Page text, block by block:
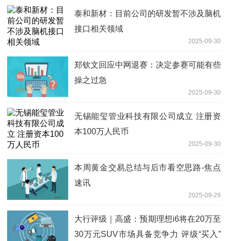
泰和新材：目前公司的研发暂不涉及脑机
接口相关领域
2025-09-30
郑钦文回应中网退赛：决定参赛可能有些
操之过急
2025-09-30
无锡能玺管业科技有限公司成立 注册资
本100万人民币
2025-09-30
本周黄金交易总结与后市看空思路-焦点
速讯
2025-09-29
大行评级｜高盛：预期理想i6将在20万至
30万元SUV市场具备竞争力 评级“买入”